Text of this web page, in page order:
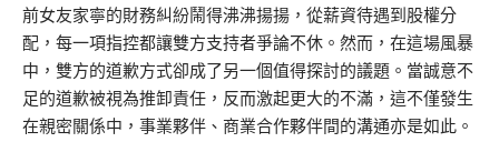
前女友家寧的財務糾紛鬧得沸沸揚揚，從薪資待遇到股權分
配，每一項指控都讓雙方支持者爭論不休。然而，在這場風暴
中，雙方的道歉方式卻成了另一個值得探討的議題。當誠意不
足的道歉被視為推卸責任，反而激起更大的不滿，這不僅發生
在親密關係中，事業夥伴、商業合作夥伴間的溝通亦是如此。